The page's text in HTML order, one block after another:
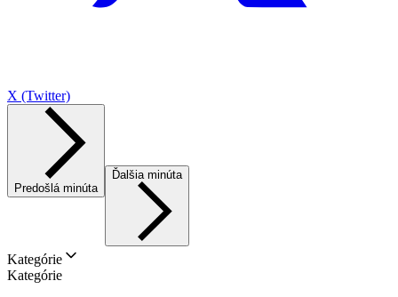
X (Twitter)
Predošlá minúta
Ďalšia minúta
Kategórie
Kategórie